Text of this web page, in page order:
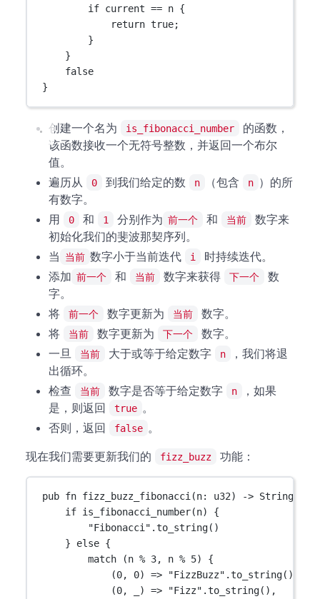
if current == n {
return true;
}
}
false
}
创建一个名为 is_fibonacci_number
的函数，
该函数接收一个无符号整数，并返回一个布尔
值。
遍历从
0 到我们给定的数 n （包含 n ）的所
有数字。
用
0 和 1 分别作为 前一个 和 当前
数字来
初始化我们的斐波那契序列。
当
当前 数字小于当前迭代 i
时持续迭代。
添加 前一个 和 当前 数字来获得 下一个
数
字。
将
前一个 数字更新为 当前
数字。
将
当前 数字更新为 下一个
数字。
一旦
当前 大于或等于给定数字 n
，我们将退
出循环。
检查
当前 数字是否等于给定数字 n
，如果
是，则返回
true 。
否则，返回
false 。
现在我们需要更新我们的
fizz_buzz 功能：
pub fn fizz_buzz_fibonacci(n: u32) -> String
if is_fibonacci_number(n) {
"Fibonacci" .to_string()
} else {
match (n % 3, n % 5) {
(0, 0) => "FizzBuzz" .to_string(),
(0, _) => "Fizz" .to_string(),